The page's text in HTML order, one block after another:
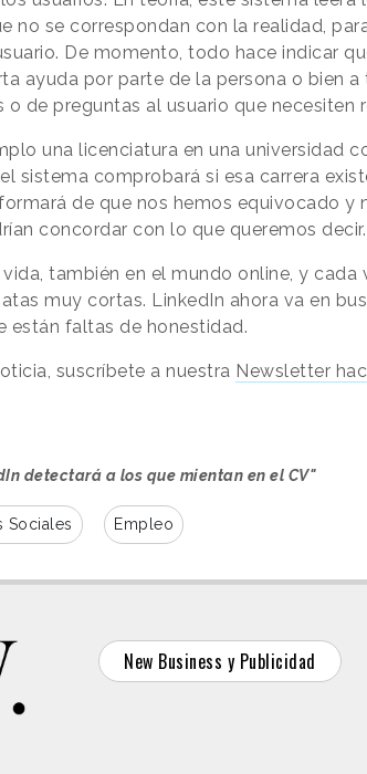
no se correspondan con la realidad,
De momento, todo hace indicar
ayuda por parte de la persona o bien a
o de preguntas al usuario que necesiten
una licenciatura en una universidad
sistema comprobará si esa carrera
de que nos hemos equivocado y
concordar con lo que queremos decir.
también en el mundo online, y cada
muy cortas. LinkedIn ahora va en
están faltas de honestidad.
suscríbete a nuestra Newsletter
detectará a los que mientan en el CV"
Sociales Empleo
New Business y Publicidad